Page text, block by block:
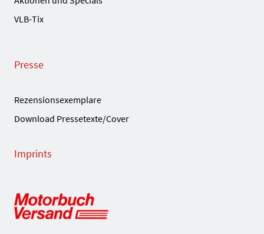
VLB-Tix
Presse
Rezensionsexemplare
Download Pressetexte/Cover
Imprints